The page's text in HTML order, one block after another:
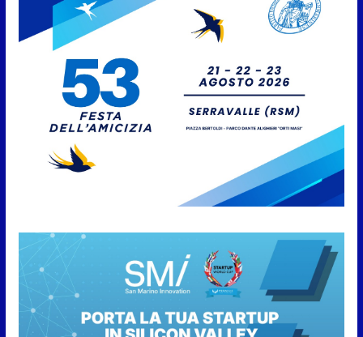
San Marino. Eclissi di sole
mercoledì 12, verso l’ora del
tramonto. I luoghi del territorio
7 Agosto 2026
San Marino, stop agli
agricoli e vegetali fino al 15
settembre. Previste multe